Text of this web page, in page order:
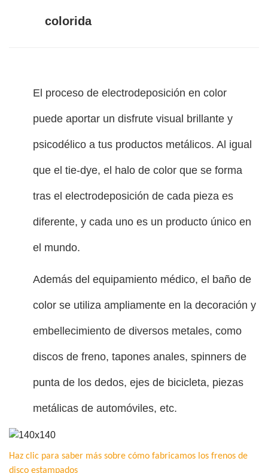
colorida
El proceso de electrodeposición en color
puede aportar un disfrute visual brillante y
psicodélico a tus productos metálicos. Al igual
que el tie-dye, el halo de color que se forma
tras el electrodeposición de cada pieza es
diferente, y cada uno es un producto único en
el mundo.
Además del equipamiento médico, el baño de
color se utiliza ampliamente en la decoración y
embellecimiento de diversos metales, como
discos de freno, tapones anales, spinners de
punta de los dedos, ejes de bicicleta, piezas
metálicas de automóviles, etc.
Haz clic para saber más sobre cómo fabricamos los frenos de
disco estampados